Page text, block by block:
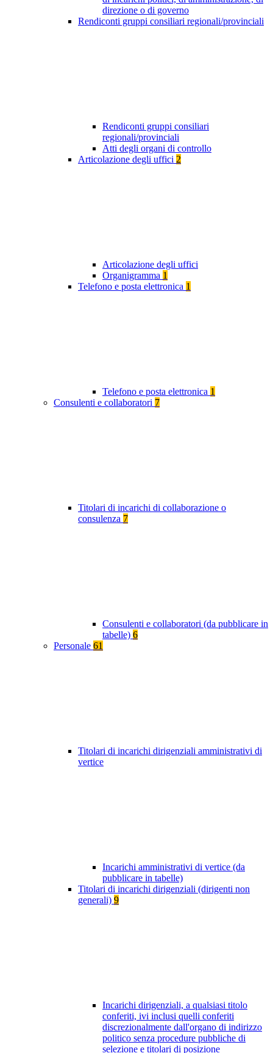
direzione o di governo
Rendiconti gruppi consiliari regionali/provinciali
Rendiconti gruppi consiliari
regionali/provinciali
Atti degli organi di controllo
Articolazione degli uffici 2
Articolazione degli uffici
Organigramma 1
Telefono e posta elettronica 1
Telefono e posta elettronica 1
Consulenti e collaboratori 7
Titolari di incarichi di collaborazione o
consulenza 7
Consulenti e collaboratori (da pubblicare in
tabelle) 6
Personale 61
Titolari di incarichi dirigenziali amministrativi di
vertice
Incarichi amministrativi di vertice (da
pubblicare in tabelle)
Titolari di incarichi dirigenziali (dirigenti non
generali) 9
Incarichi dirigenziali, a qualsiasi titolo
conferiti, ivi inclusi quelli conferiti
discrezionalmente dall'organo di indirizzo
politico senza procedure pubbliche di
selezione e titolari di posizione